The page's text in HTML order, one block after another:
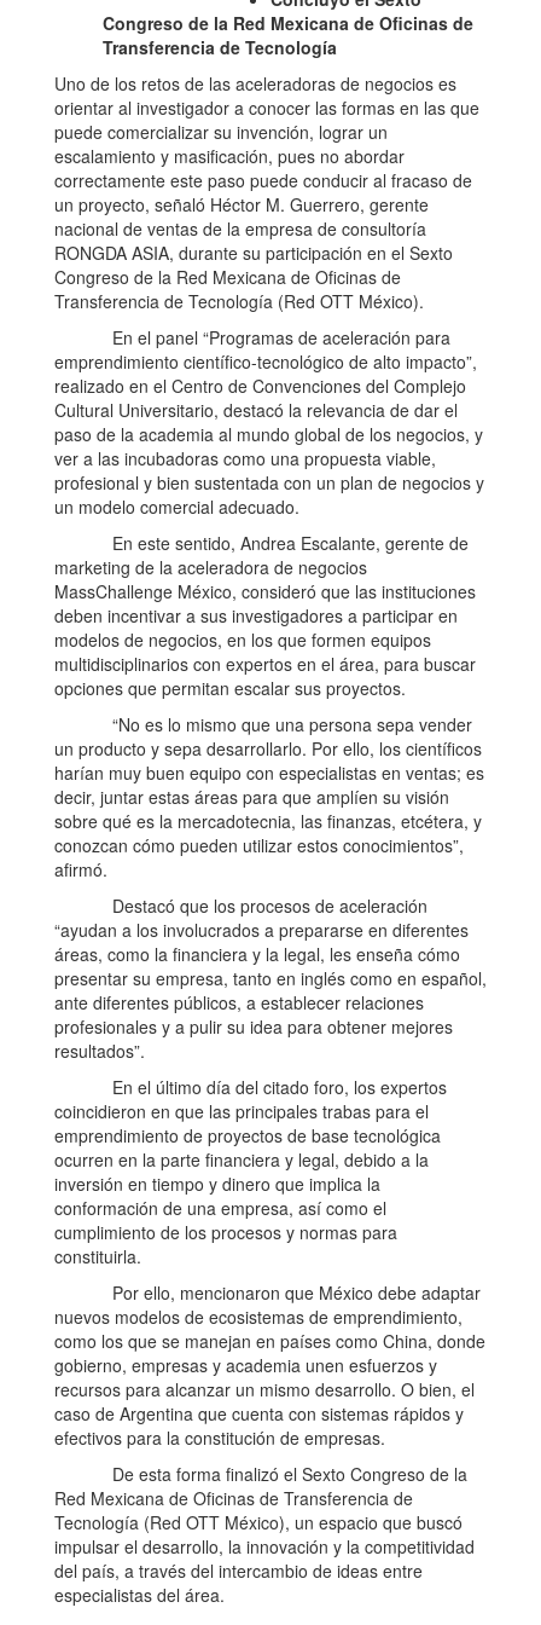
Congreso de la Red Mexicana de Oficinas de
Transferencia de Tecnología
Uno de los retos de las aceleradoras de negocios es
orientar al investigador a conocer las formas en las que
puede comercializar su invención, lograr un
escalamiento y masificación, pues no abordar
correctamente este paso puede conducir al fracaso de
un proyecto, señaló Héctor M. Guerrero, gerente
nacional de ventas de la empresa de consultoría
RONGDA ASIA, durante su participación en el Sexto
Congreso de la Red Mexicana de Oficinas de
Transferencia de Tecnología (Red OTT México).
En el panel “Programas de aceleración para
emprendimiento científico-tecnológico de alto impacto”,
realizado en el Centro de Convenciones del Complejo
Cultural Universitario, destacó la relevancia de dar el
paso de la academia al mundo global de los negocios, y
ver a las incubadoras como una propuesta viable,
profesional y bien sustentada con un plan de negocios y
un modelo comercial adecuado.
En este sentido, Andrea Escalante, gerente de
marketing de la aceleradora de negocios
MassChallenge México, consideró que las instituciones
deben incentivar a sus investigadores a participar en
modelos de negocios, en los que formen equipos
multidisciplinarios con expertos en el área, para buscar
opciones que permitan escalar sus proyectos.
“No es lo mismo que una persona sepa vender
un producto y sepa desarrollarlo. Por ello, los científicos
harían muy buen equipo con especialistas en ventas; es
decir, juntar estas áreas para que amplíen su visión
sobre qué es la mercadotecnia, las finanzas, etcétera, y
conozcan cómo pueden utilizar estos conocimientos”,
afirmó.
Destacó que los procesos de aceleración
“ayudan a los involucrados a prepararse en diferentes
áreas, como la financiera y la legal, les enseña cómo
presentar su empresa, tanto en inglés como en español,
ante diferentes públicos, a establecer relaciones
profesionales y a pulir su idea para obtener mejores
resultados”.
En el último día del citado foro, los expertos
coincidieron en que las principales trabas para el
emprendimiento de proyectos de base tecnológica
ocurren en la parte financiera y legal, debido a la
inversión en tiempo y dinero que implica la
conformación de una empresa, así como el
cumplimiento de los procesos y normas para
constituirla.
Por ello, mencionaron que México debe adaptar
nuevos modelos de ecosistemas de emprendimiento,
como los que se manejan en países como China, donde
gobierno, empresas y academia unen esfuerzos y
recursos para alcanzar un mismo desarrollo. O bien, el
caso de Argentina que cuenta con sistemas rápidos y
efectivos para la constitución de empresas.
De esta forma finalizó el Sexto Congreso de la
Red Mexicana de Oficinas de Transferencia de
Tecnología (Red OTT México), un espacio que buscó
impulsar el desarrollo, la innovación y la competitividad
del país, a través del intercambio de ideas entre
especialistas del área.